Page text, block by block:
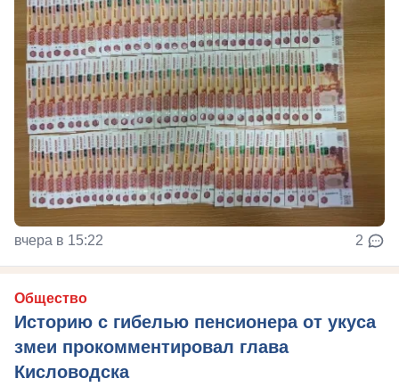
вчера в 15:22 2
Общество
Историю с гибелью пенсионера от укуса
змеи прокомментировал глава
Кисловодска